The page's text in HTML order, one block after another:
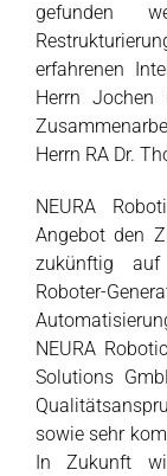
gefunden
erfahrenen
Herrn
Herrn RA Dr.
NEURA
Angebot den
zukünftig
Roboter-
NEURA
Solutions
sowie sehr
In Zukunft